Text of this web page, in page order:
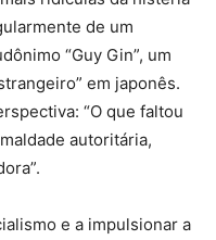
de um
“Guy Gin”, um
em japonês.
“O que faltou
autoritária,
e a impulsionar a